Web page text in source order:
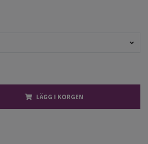
LÄGG I KORGEN